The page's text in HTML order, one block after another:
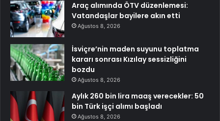
Araç alımında ÖTV düzenlemesi:
Vatandaşlar bayilere akın etti
Ağustos 8, 2026
İsviçre’nin maden suyunu toplatma
kararı sonrası Kızılay sessizliğini
bozdu
Ağustos 8, 2026
Aylık 260 bin lira maaş verecekler: 50
bin Türk işçi alımı başladı
Ağustos 8, 2026